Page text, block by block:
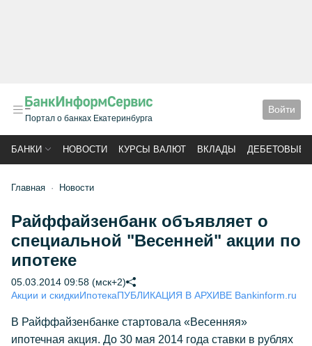
Портал о банках Екатеринбурга
Войти
БАНКИ НОВОСТИ КУРСЫ ВАЛЮТ ВКЛАДЫ ДЕБЕТОВЫЕ
Главная Новости
Райффайзенбанк объявляет о
специальной "Весенней" акции по
ипотеке
05.03.2014 09:58 (мск+2)
Акции и скидкиИпотекаПУБЛИКАЦИЯ В АРХИВЕ Bankinform.ru
В Райффайзенбанке стартовала «Весенняя»
ипотечная акция. До 30 мая 2014 года ставки в рублях